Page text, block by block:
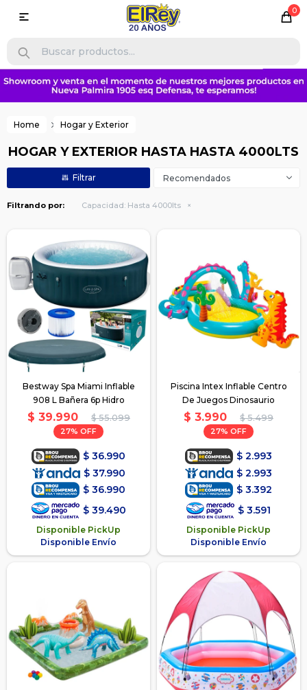
0

Home Hogar y Exterior
HOGAR Y EXTERIOR HASTA HASTA 4000LTS
Recomendados
Filtrando por: Capacidad: Hasta 4000lts
Bestway Spa Miami Inflable
908 L Bañera 6p Hidro
$ 39.990 $ 55.099
27
$ 36.990
$ 37.990
$ 36.990
$ 39.490
Disponible PickUp
Disponible Envío
Piscina Intex Inflable Centro
De Juegos Dinosaurio
$ 3.990 $ 5.499
27
$ 2.993
$ 2.993
$ 3.392
$ 3.591
Disponible PickUp
Disponible Envío